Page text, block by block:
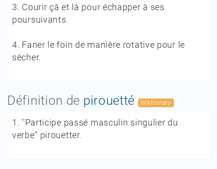
3. Courir çà et là pour échapper à ses
poursuivants.
4. Faner le foin de manière rotative pour le
sécher.
Définition de pirouetté Wiktionary
1. ''Participe passé masculin singulier du
verbe'' pirouetter.